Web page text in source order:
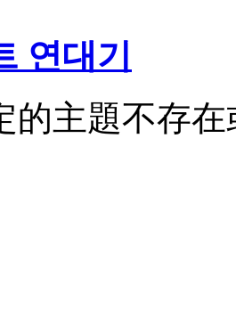
연대기
的主題不存